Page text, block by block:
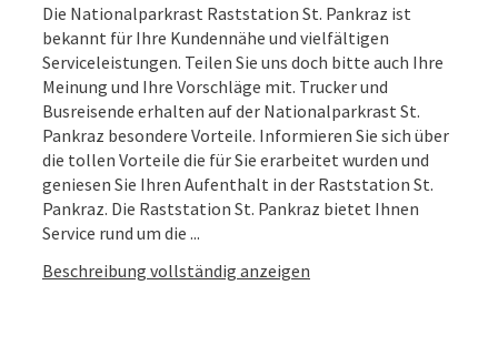
Die Nationalparkrast Raststation St. Pankraz ist
bekannt für Ihre Kundennähe und vielfältigen
Serviceleistungen. Teilen Sie uns doch bitte auch Ihre
Meinung und Ihre Vorschläge mit. Trucker und
Busreisende erhalten auf der Nationalparkrast St.
Pankraz besondere Vorteile. Informieren Sie sich über
die tollen Vorteile die für Sie erarbeitet wurden und
geniesen Sie Ihren Aufenthalt in der Raststation St.
Pankraz. Die Raststation St. Pankraz bietet Ihnen
Service rund um die ...
Beschreibung vollständig anzeigen